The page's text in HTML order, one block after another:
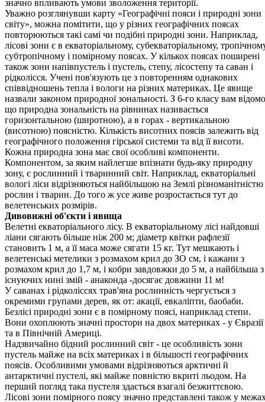
значно впливають умови зволоження території.
Уважно розглянувши карту «Географічні пояси і природні зони
світу», можна помітити, що у різних географічних поясах
повторюються такі самі чи подібні природні зони. Наприклад,
лісові зони є в екваторіальному, субекваторіальному,
субтропічному і помірному поясах. У кількох поясах поширені
також зони напівпустель і пустель, степу, лісостепу та саван і
рідколісся. Учені пов'язують це з повторенням однакових
співвідношень тепла і вологи на різних материках. Це явище
назвали законом природної зональності. З 6-го класу вам
що природна зональність на рівнинах називається
горизонтальною (широтною), а в горах - вертикальною
(висотною) поясністю. Кількість висотних поясів залежить від
географічного положення гірської системи та від її висоти.
Кожна природна зона має свої особливі компоненти.
Компонентом, за яким найлегше впізнати будь-яку природну
зону, є рослинний і тваринний світ. Наприклад, екваторіальні
вологі ліси відрізняються найбільшою на Землі різноманітністю
рослин і тварин. До того ж усе живе розростається тут до
велетенських розмірів.
Дивовижні об'єкти і явища
Велетні екваторіального лісу. В екваторіальному лісі найдовші
ліани сягають більше ніж 200 м; діаметр квітки рафлезії
становить 1 м, а її маса може сягати 15 кг. Тут мешкають і
велетенські метелики з розмахом крил до ЗО см, і кажани з
розмахом крил до 1,7 м, і кобри завдовжки до 5 м, а найбільша з
існуючих нині змій - анаконда -досягає довжини 11 м!
У саванах і рідколіссях трав'яна рослинність чергується з
окремими групами дерев, як от: акації, евкаліпти, баобаби.
Безлісі природні зони є в помірному поясі, наприклад степи.
Вони охоплюють значні простори на двох материках - у Євразії
та в Північній Америці.
Надзвичайно бідний рослинний світ - це особливість зони
пустель майже на всіх материках і в більшості географічних
поясів. Особливими умовами відрізняються арктичні й
антарктичні пустелі, які майже повністю вкриті льодом. На
перший погляд така пустеля здається взагалі безжиттєвою.
Лісові зони помірного поясу значно представлені також у